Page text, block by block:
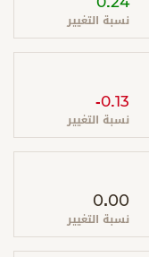
نسبة التغيير
-0.13
نسبة التغيير
0.00
نسبة التغيير